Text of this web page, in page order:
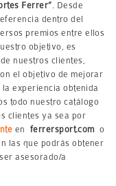
Ferrer”. Desde
dentro del
premios entre ellos
objetivo, es
nuestros clientes,
el objetivo de mejorar
experiencia obtenida
todo nuestro catálogo
clientes ya sea por
en ferrersport.com o
las que podrás obtener
asesorado/a